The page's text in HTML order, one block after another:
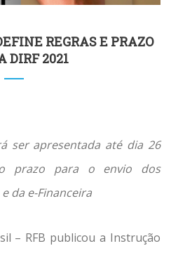
REGRAS E PRAZO
DIRF 2021
ser apresentada até dia 26
prazo para o envio dos
da e-Financeira
– RFB publicou a Instrução